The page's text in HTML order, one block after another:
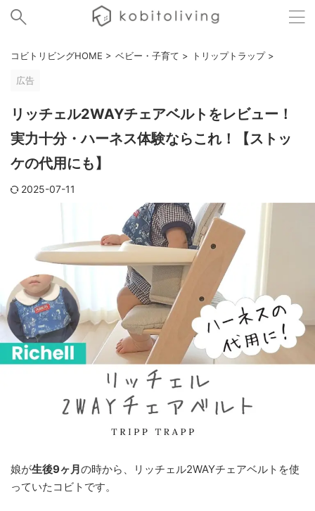
コビトリビングHOME > ベビー・子育て > トリップトラップ >
広告
リッチェル2WAYチェアベルトをレビュー！
実力十分・ハーネス体験ならこれ！【ストッ
ケの代用にも】
2025-07-11
娘が生後9ヶ月の時から、リッチェル2WAYチェアベルトを使
っていたコビトです。